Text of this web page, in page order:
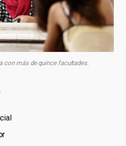
con más de quince facultades.